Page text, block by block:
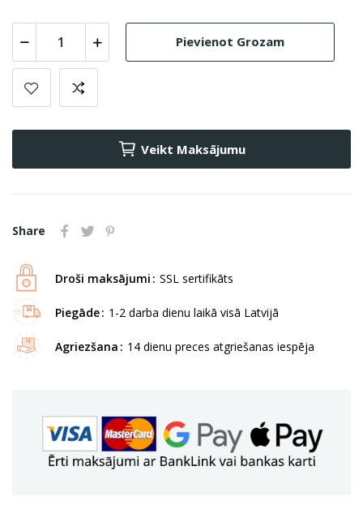
Pievienot Grozam
Veikt Maksājumu
Share
Droši maksājumi SSL sertifikāts
Piegāde 1-2 darba dienu laikā visā Latvijā
Agriezšana 14 dienu preces atgriešanas iespēja